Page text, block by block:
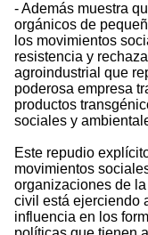
- Además muestra
orgánicos de
los movimientos
resistencia y
agroindustrial que
poderosa empresa
productos
sociales y
Este repudio
movimientos
organizaciones de
civil está ejerciendo
influencia en los